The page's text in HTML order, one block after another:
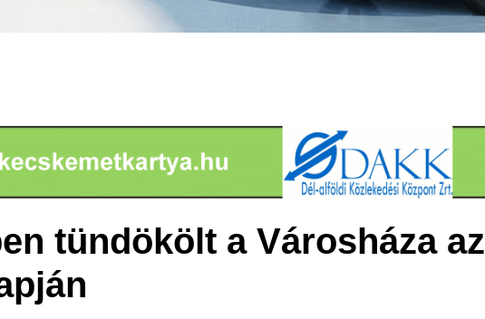
tündökölt a Városháza az